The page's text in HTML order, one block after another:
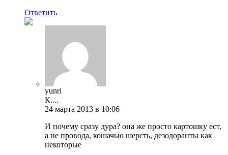
Ответить
yunri
К....
24 марта 2013 в 10:06
И почему сразу дура? она же просто картошку ест,
а не провода, кошачью шерсть, дезодоранты как
некоторые